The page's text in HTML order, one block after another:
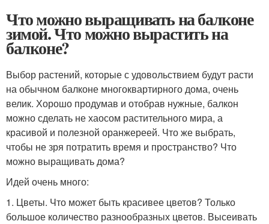
Что можно выращивать на балконе
зимой. Что можно вырастить на
балконе?
Выбор растений, которые с удовольствием будут расти
на обычном балконе многоквартирного дома, очень
велик. Хорошо продумав и отобрав нужные, балкон
можно сделать не хаосом растительного мира, а
красивой и полезной оранжереей. Что же выбрать,
чтобы не зря потратить время и пространство? Что
можно выращивать дома?
Идей очень много:
1. Цветы. Что может быть красивее цветов? Только
большое количество разнообразных цветов. Высеивать